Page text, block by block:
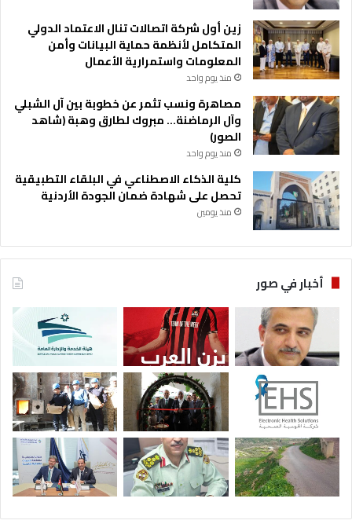
زين أول شركة اتصالات تنال الاعتماد الدولي
المتكامل لأنظمة حماية البيانات وأمن
المعلومات واستمرارية الأعمال
منذ يوم واحد
مصاهرة ونسب تثمر عن خطوبة بين آل الشبلي
وآل الرماضنة… مبروك لطارق وهبة (شاهد
الصور)
منذ يوم واحد
كلية الذكاء الاصطناعي في البلقاء التطبيقية
تحصل على شهادة ضمان الجودة الأردنية
منذ يومين
أخبار في صور